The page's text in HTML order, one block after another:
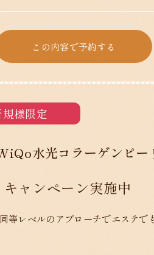
この内容で予約する
規様限定
水光コラーゲンピー
キャンペーン実施中
等レベルのアプローチでエステで